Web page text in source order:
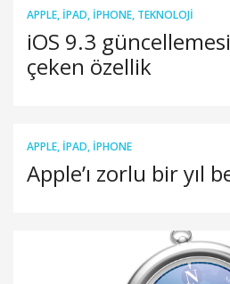
APPLE, IPAD, IPHONE, TEKNOLOJI
iOS 9.3
çeken özellik
APPLE, IPAD, IPHONE
Apple’ı zorlu bir yıl